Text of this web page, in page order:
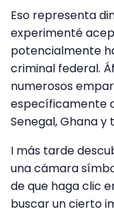
Eso representa
experimenté
potencialmente
criminal federal.
numerosos
específicamente
Senegal, Ghana y
I más tarde
una cámara
de que haga clic
buscar un cierto